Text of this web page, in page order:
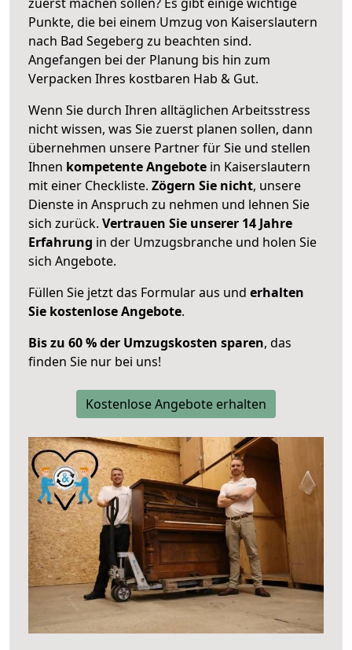
Punkte, die bei einem Umzug von Kaiserslautern
nach Bad Segeberg zu beachten sind.
Angefangen bei der Planung bis hin zum
Verpacken Ihres kostbaren Hab & Gut.
Wenn Sie durch Ihren alltäglichen Arbeitsstress
nicht wissen, was Sie zuerst planen sollen, dann
übernehmen unsere Partner für Sie und stellen
Ihnen kompetente Angebote in Kaiserslautern
mit einer Checkliste. Zögern Sie nicht, unsere
Dienste in Anspruch zu nehmen und lehnen Sie
sich zurück. Vertrauen Sie unserer 14 Jahre
Erfahrung in der Umzugsbranche und holen Sie
sich Angebote.
Füllen Sie jetzt das Formular aus und erhalten
Sie kostenlose Angebote.
Bis zu 60 % der Umzugskosten sparen, das
finden Sie nur bei uns!
Kostenlose Angebote erhalten